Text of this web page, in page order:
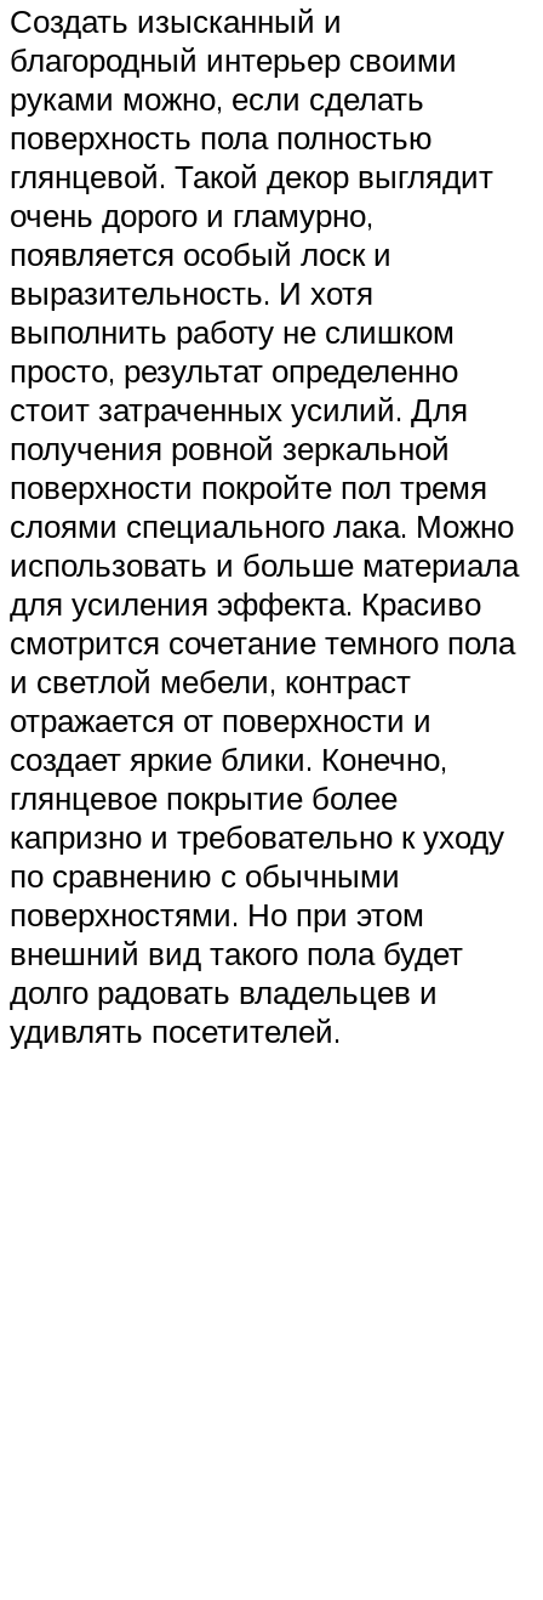
Создать изысканный и
благородный интерьер своими
руками можно, если сделать
поверхность пола полностью
глянцевой. Такой декор выглядит
очень дорого и гламурно,
появляется особый лоск и
выразительность. И хотя
выполнить работу не слишком
просто, результат определенно
стоит затраченных усилий. Для
получения ровной зеркальной
поверхности покройте пол тремя
слоями специального лака. Можно
использовать и больше материала
для усиления эффекта. Красиво
смотрится сочетание темного пола
и светлой мебели, контраст
отражается от поверхности и
создает яркие блики. Конечно,
глянцевое покрытие более
капризно и требовательно к уходу
по сравнению с обычными
поверхностями. Но при этом
внешний вид такого пола будет
долго радовать владельцев и
удивлять посетителей.